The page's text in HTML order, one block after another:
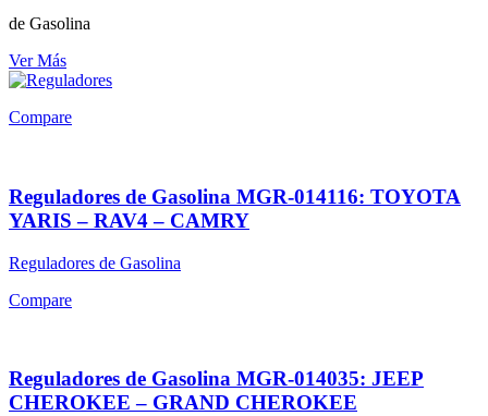
de Gasolina
Ver Más
Compare
Reguladores de Gasolina MGR-014116: TOYOTA
YARIS – RAV4 – CAMRY
Reguladores de Gasolina
Compare
Reguladores de Gasolina MGR-014035: JEEP
CHEROKEE – GRAND CHEROKEE